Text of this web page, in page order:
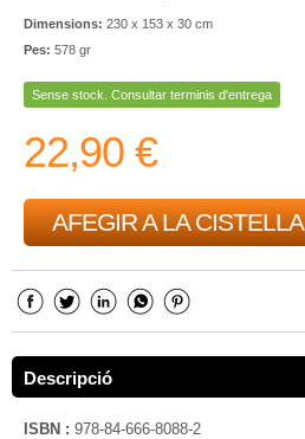
Dimensions: 230 x 153 x 30 cm
Pes: 578 gr
Sense stock. Consultar terminis d'entrega
22,90 €
AFEGIR A LA CISTELLA
Descripció
ISBN : 978-84-666-8088-2